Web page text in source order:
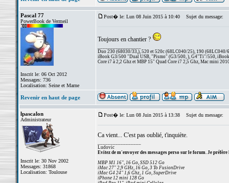
Pascal 77
PowerBook de Vermeil
Inscrit le: 06 Oct 2012
Messages: 736
Localisation: Seine et Marne
Post� le: Lun 08 Juin 2015 à 10:40 Sujet du message:
Toujours en chantier ?
Duo 230 (68030/33,), 520 et 520c (68LC040/25), 190 (68LC040/
iBook G3/500 "Dual USB, "Pismo" (G3/500, ), G4"Ti"/550,
Core i7 à 2,2 Ghz et MBP 15" Quad Core i7 2,5 Ghz, Mac mini
Revenir en haut de page
lpascalon
Administrateur
Inscrit le: 30 Nov 2002
Messages: 31868
Localisation: Toulouse
Post� le: Lun 08 Juin 2015 à 13:38 Sujet du message:
Ca vient... C'est pas oublié, t'inquiète.
Ludovic
Evitez de m'envoyer des messages perso sur le forum. Je préfère
MBP M1 16", 16 Go, SSD 512 Go
iMac 27" 2,9 GHz, 16 Go, 3 To FusionDrive
iMac G4 24" 1,6 Ghz, 1 Go, SuperDrive
iPhone 12 mini 128 Go